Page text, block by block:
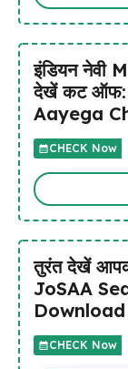
इंडियन नेवी
देखें कट ऑफ:
Aayega
CHECK Now
तुरंत देखें
JoSAA
Download
CHECK Now